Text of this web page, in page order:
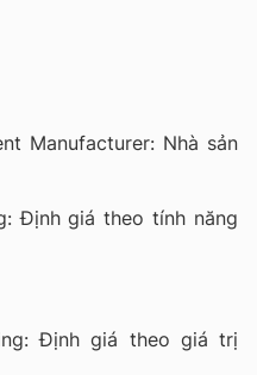
Manufacturer: Nhà sản
Định giá theo tính năng
Định giá theo giá trị